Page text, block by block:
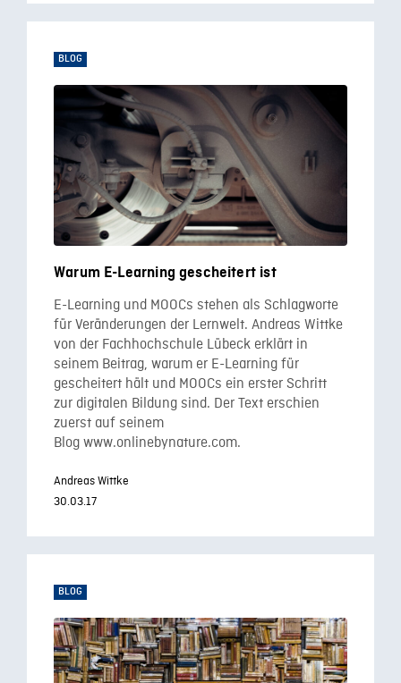
BLOG
Warum E-Learning gescheitert ist
E-Learning und MOOCs stehen als Schlagworte
für Veränderungen der Lernwelt. Andreas Wittke
von der Fachhochschule Lübeck erklärt in
seinem Beitrag, warum er E-Learning für
gescheitert hält und MOOCs ein erster Schritt
zur digitalen Bildung sind. Der Text erschien
zuerst auf seinem
Blog www.onlinebynature.com.
Andreas Wittke
30.03.17
BLOG